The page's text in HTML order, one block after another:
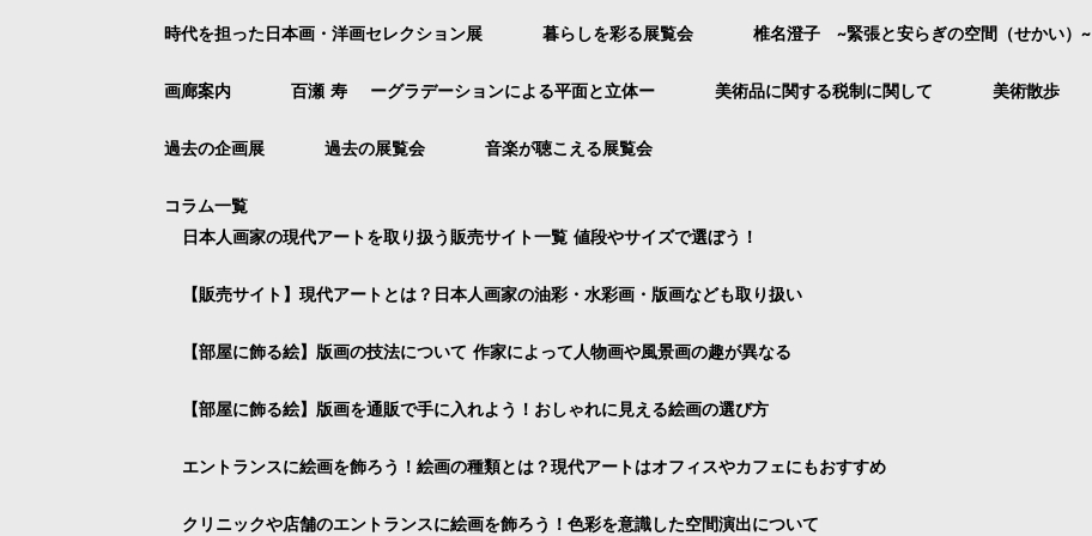
時代を担った日本画・洋画セレクション展 暮らしを彩る展覧会 椎名澄子 ~緊張と安らぎの空間（せかい）~
画廊案内 百瀬 寿 ーグラデーションによる平面と立体ー 美術品に関する税制に関して 美術散歩
過去の企画展 過去の展覧会 音楽が聴こえる展覧会
コラム一覧
日本人画家の現代アートを取り扱う販売サイト一覧 値段やサイズで選ぼう！
【販売サイト】現代アートとは？日本人画家の油彩・水彩画・版画なども取り扱い
【部屋に飾る絵】版画の技法について 作家によって人物画や風景画の趣が異なる
【部屋に飾る絵】版画を通販で手に入れよう！おしゃれに見える絵画の選び方
エントランスに絵画を飾ろう！絵画の種類とは？現代アートはオフィスやカフェにもおすすめ
クリニックや店舗のエントランスに絵画を飾ろう！色彩を意識した空間演出について